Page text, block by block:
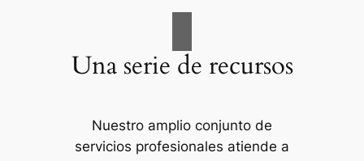
Una serie de recursos
Nuestro amplio conjunto de
servicios profesionales atiende a